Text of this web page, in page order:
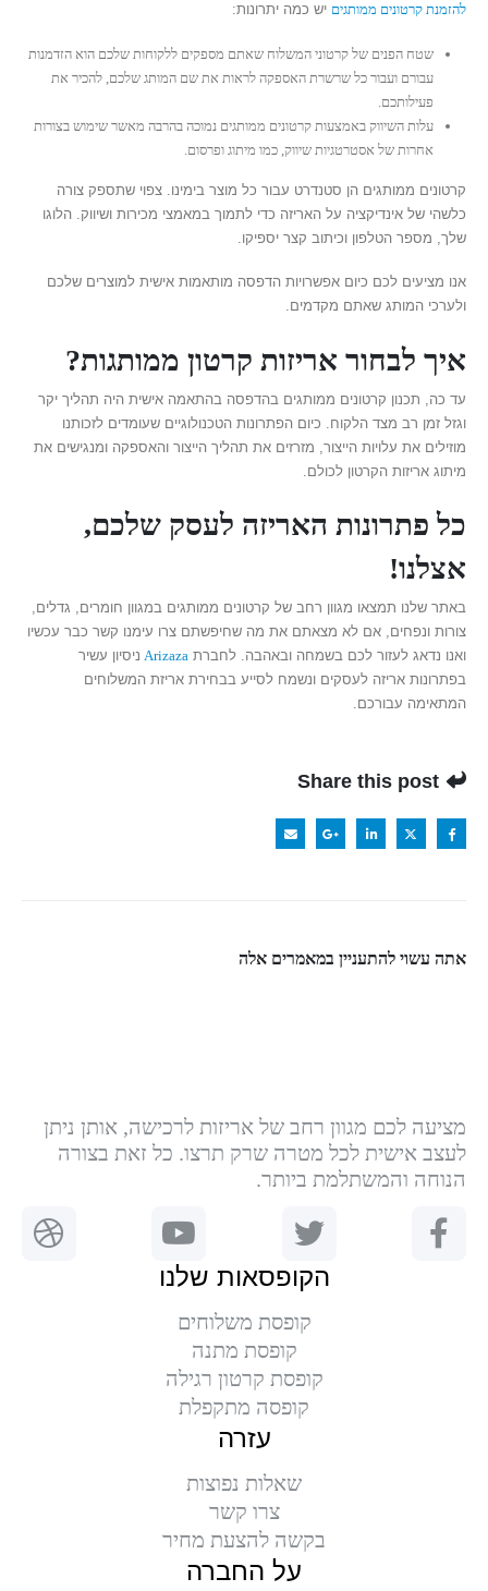
להזמנת קרטונים ממותגים יש כמה יתרונות:
שטח הפנים של קרטוני המשלוח שאתם מספקים ללקוחות שלכם הוא הזדמנות
עבורם ועבור כל שרשרת האספקה לראות את שם המותג שלכם, להכיר את
פעילותכם.
עלות השיווק באמצעות קרטונים ממותגים נמוכה בהרבה מאשר שימוש בצורות
אחרות של אסטרטגיות שיווק, כמו מיתוג ופרסום.
קרטונים ממותגים הן סטנדרט עבור כל מוצר בימינו. צפוי שתספק צורה
כלשהי של אינדיקציה על האריזה כדי לתמוך במאמצי מכירות ושיווק. הלוגו
שלך, מספר הטלפון וכיתוב קצר יספיקו.
אנו מציעים לכם כיום אפשרויות הדפסה מותאמות אישית למוצרים שלכם
ולערכי המותג שאתם מקדמים.
איך לבחור אריזות קרטון ממותגות?
עד כה, תכנון קרטונים ממותגים בהדפסה בהתאמה אישית היה תהליך יקר
וגזל זמן רב מצד הלקוח. כיום הפתרונות הטכנולוגיים שעומדים לזכותנו
מוזילים את עלויות הייצור, מזרזים את תהליך הייצור והאספקה ומנגישים את
מיתוג אריזות הקרטון לכולם.
כל פתרונות האריזה לעסק שלכם,
אצלנו!
באתר שלנו תמצאו מגוון רחב של קרטונים ממותגים במגוון חומרים, גדלים,
צורות ונפחים, אם לא מצאתם את מה שחיפשתם צרו עימנו קשר כבר עכשיו
ואנו נדאג לעזור לכם בשמחה ובאהבה. לחברת Arizaza ניסיון עשיר
בפתרונות אריזה לעסקים ונשמח לסייע בבחירת אריזת המשלוחים
המתאימה עבורכם.
Share this post
אתה עשוי להתעניין במאמרים אלה
מציעה לכם מגוון רחב של אריזות לרכישה, אותן ניתן
לעצב אישית לכל מטרה שרק תרצו. כל זאת בצורה
הנוחה והמשתלמת ביותר.
הקופסאות שלנו
קופסת משלוחים
קופסת מתנה
קופסת קרטון רגילה
קופסה מתקפלת
עזרה
שאלות נפוצות
צרו קשר
בקשה להצעת מחיר
על החברה